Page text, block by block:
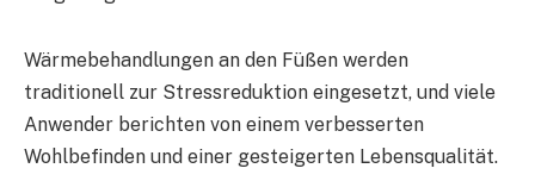
Wärmebehandlungen an den Füßen werden
traditionell zur Stressreduktion eingesetzt, und viele
Anwender berichten von einem verbesserten
Wohlbefinden und einer gesteigerten Lebensqualität.